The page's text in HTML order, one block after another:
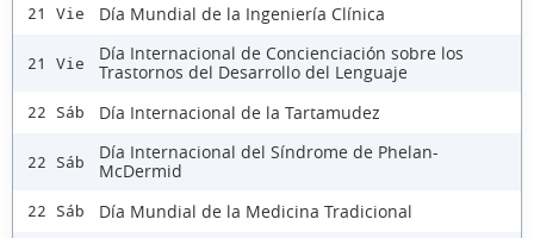
21 Vie Día Mundial de la Ingeniería Clínica
21 Vie
Día Internacional de Concienciación sobre los
Trastornos del Desarrollo del Lenguaje
22 Sáb Día Internacional de la Tartamudez
22 Sáb
Día Internacional del Síndrome de Phelan-
McDermid
22 Sáb Día Mundial de la Medicina Tradicional